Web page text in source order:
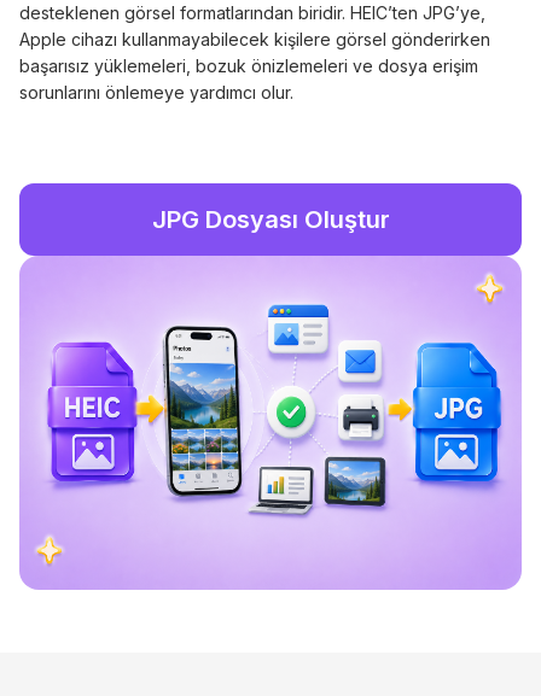
desteklenen görsel formatlarından biridir. HEIC’ten JPG’ye,
Apple cihazı kullanmayabilecek kişilere görsel gönderirken
başarısız yüklemeleri, bozuk önizlemeleri ve dosya erişim
sorunlarını önlemeye yardımcı olur.
JPG Dosyası Oluştur